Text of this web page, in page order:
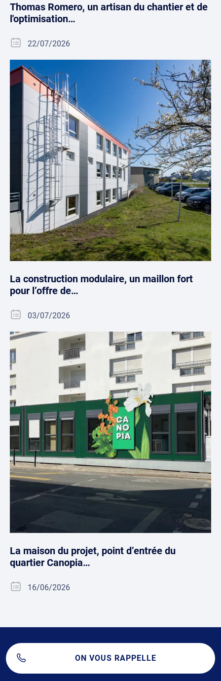
Thomas Romero, un artisan du chantier et de
l'optimisation…
22/07/2026
La construction modulaire, un maillon fort
pour l’offre de…
03/07/2026
La maison du projet, point d’entrée du
quartier Canopia…
16/06/2026
ON VOUS RAPPELLE